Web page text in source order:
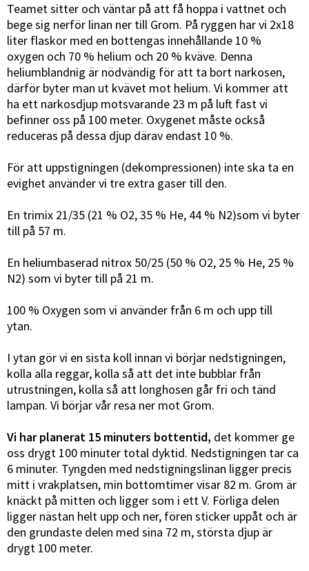
Teamet sitter och väntar på att få hoppa i vattnet och
bege sig nerför linan ner till Grom. På ryggen har vi 2x18
liter flaskor med en bottengas innehållande 10 %
oxygen och 70 % helium och 20 % kväve. Denna
heliumblandnig är nödvändig för att ta bort narkosen,
därför byter man ut kvävet mot helium. Vi kommer att
ha ett narkosdjup motsvarande 23 m på luft fast vi
befinner oss på 100 meter. Oxygenet måste också
reduceras på dessa djup därav endast 10 %.
För att uppstigningen (dekompressionen) inte ska ta en
evighet använder vi tre extra gaser till den.
En trimix 21/35 (21 % O2, 35 % He, 44 % N2)som vi byter
till på 57 m.
En heliumbaserad nitrox 50/25 (50 % O2, 25 % He, 25 %
N2) som vi byter till på 21 m.
100 % Oxygen som vi använder från 6 m och upp till
ytan.
I ytan gör vi en sista koll innan vi börjar nedstigningen,
kolla alla reggar, kolla så att det inte bubblar från
utrustningen, kolla så att longhosen går fri och tänd
lampan. Vi börjar vår resa ner mot Grom.
Vi har planerat 15 minuters bottentid, det kommer ge
oss drygt 100 minuter total dyktid. Nedstigningen tar ca
6 minuter. Tyngden med nedstigningslinan ligger precis
mitt i vrakplatsen, min bottomtimer visar 82 m. Grom är
knäckt på mitten och ligger som i ett V. Förliga delen
ligger nästan helt upp och ner, fören sticker uppåt och är
den grundaste delen med sina 72 m, största djup är
drygt 100 meter.